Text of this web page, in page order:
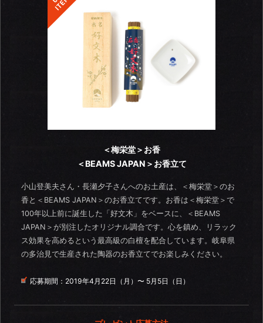
＜梅栄堂＞お香
＜BEAMS JAPAN＞お香立て
小山登美夫さん・長瀬夕子さんへのお土産は、＜梅栄堂＞のお
香と＜BEAMS JAPAN＞のお香立てです。お香は＜梅栄堂＞で
100年以上前に誕生した「好文木」をベースに、＜BEAMS
JAPAN＞が別注したオリジナル調合です。心を鎮め、リラック
ス効果を高めるという最高級の白檀を配合しています。岐阜県
の多治見で生産された陶器のお香立てでお楽しみください。
応募期間： 2019年4月22日（月）〜 5月5日（日）